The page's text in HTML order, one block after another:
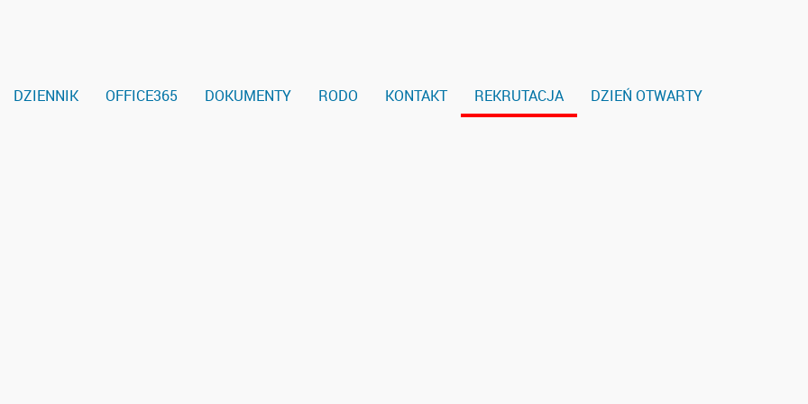
DZIENNIK OFFICE365 DOKUMENTY RODO KONTAKT REKRUTACJA DZIEŃ OTWARTY